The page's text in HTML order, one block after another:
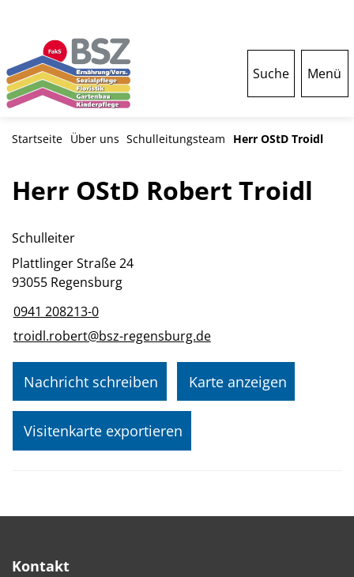
Suche Menü
Startseite Über uns Schulleitungsteam Herr OStD Troidl
Herr OStD Robert Troidl
Schulleiter
Plattlinger Straße 24
93055 Regensburg
0941 208213-0
troidl.robert@bsz-regensburg.de
Nachricht schreiben Karte anzeigen
Visitenkarte exportieren
Kontakt